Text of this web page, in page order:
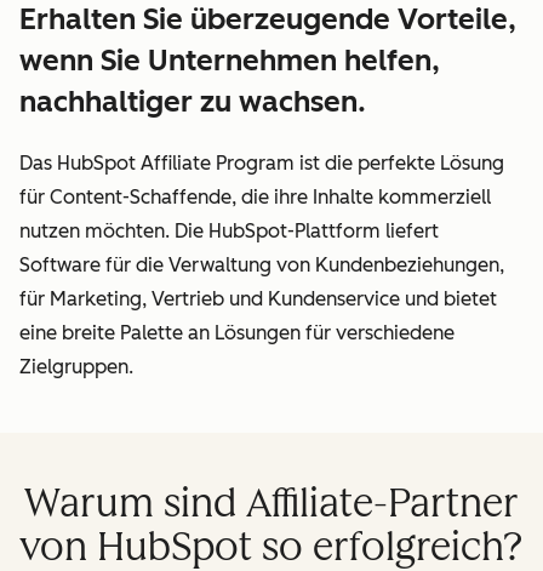
Erhalten Sie überzeugende Vorteile,
wenn Sie Unternehmen helfen,
nachhaltiger zu wachsen.
Das HubSpot Affiliate Program ist die perfekte Lösung
für Content-Schaffende, die ihre Inhalte kommerziell
nutzen möchten. Die HubSpot-Plattform liefert
Software für die Verwaltung von Kundenbeziehungen,
für Marketing, Vertrieb und Kundenservice und bietet
eine breite Palette an Lösungen für verschiedene
Zielgruppen.
Warum sind Affiliate-Partner
von HubSpot so erfolgreich?